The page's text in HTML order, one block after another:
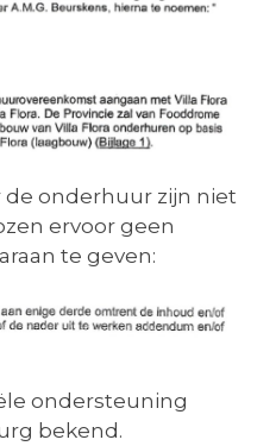
de onderhuur zijn niet
ervoor geen
te geven:
ondersteuning
bekend.